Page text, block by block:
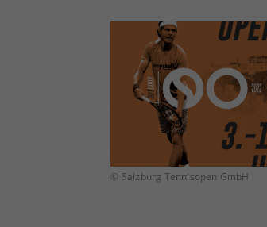
© Salzburg Tennisopen GmbH